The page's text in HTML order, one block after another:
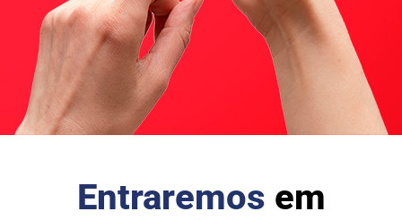
Entraremos em